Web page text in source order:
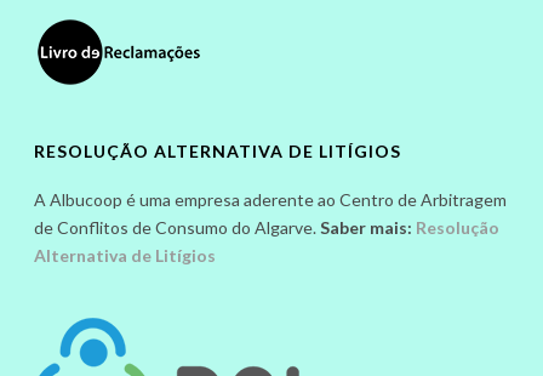
RESOLUÇÃO ALTERNATIVA DE LITÍGIOS
A Albucoop é uma empresa aderente ao Centro de Arbitragem
de Conflitos de Consumo do Algarve.Saber mais: Resolução
Alternativa de Litígios